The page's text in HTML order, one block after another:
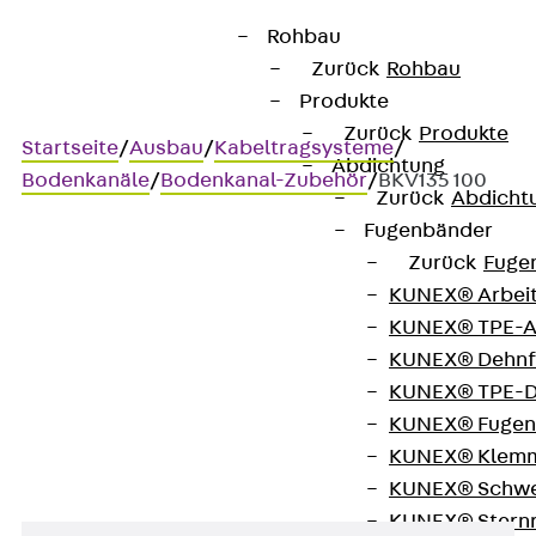
Rohbau
Zurück Rohbau
Produkte
Zurück Produkte
Abdichtung
Zurück
Fugenbänder
Zurück
KUNEX®
KUNEX®
KUNEX®
KUNEX®
KUNEX®
KUNEX®
KUNEX®
KUNEX®
Startseite/Ausbau/Kabeltragsysteme/
Bodenkanäle/Bodenkanal-Zubehör/BKV135 100
Bodenkanal-Verbinder 135°,